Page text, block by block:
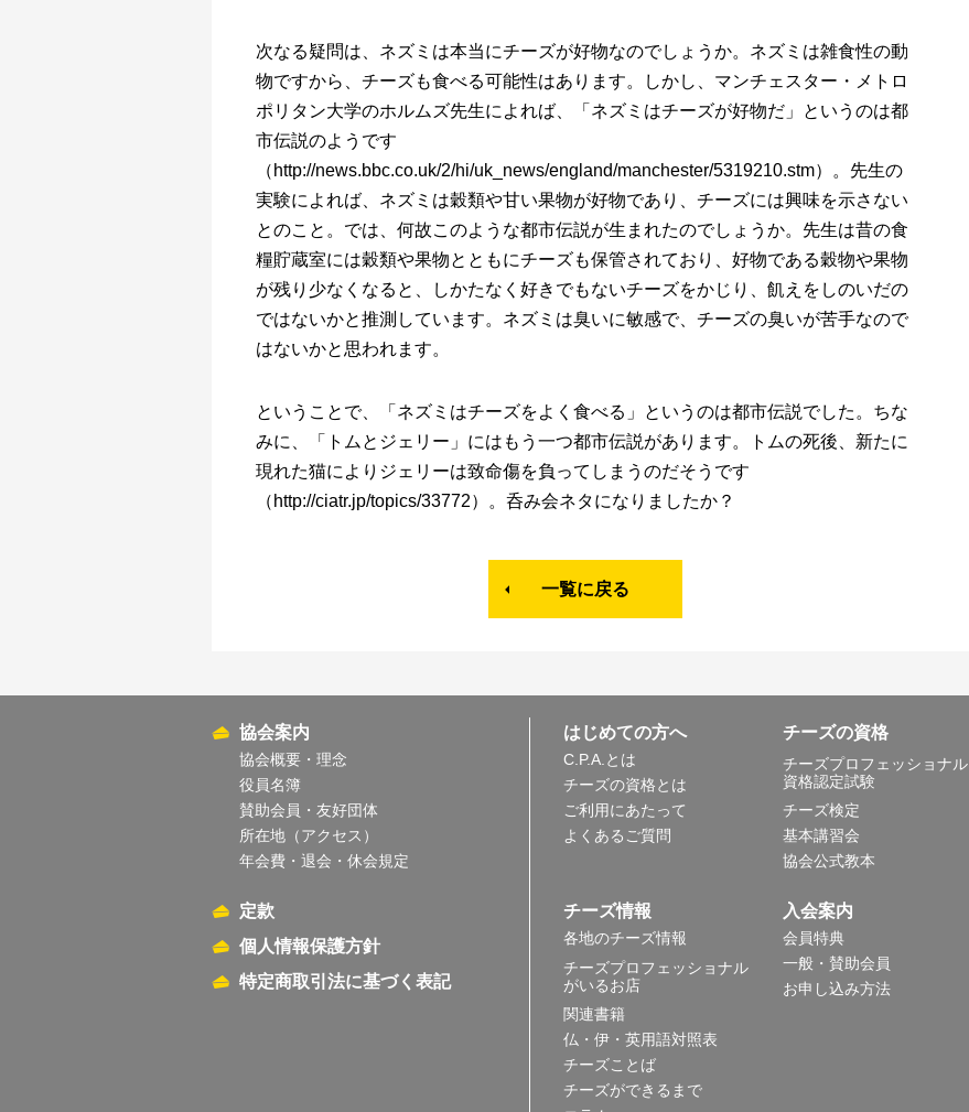
次なる疑問は、ネズミは本当にチーズが好物なのでしょうか。ネズミは雑食性の動
物ですから、チーズも食べる可能性はあります。しかし、マンチェスター・メトロ
ポリタン大学のホルムズ先生によれば、「ネズミはチーズが好物だ」というのは都
市伝説のようです
（http://news.bbc.co.uk/2/hi/uk_news/england/manchester/5319210.stm）。先生の
実験によれば、ネズミは穀類や甘い果物が好物であり、チーズには興味を示さない
とのこと。では、何故このような都市伝説が生まれたのでしょうか。先生は昔の食
糧貯蔵室には穀類や果物とともにチーズも保管されており、好物である穀物や果物
が残り少なくなると、しかたなく好きでもないチーズをかじり、飢えをしのいだの
ではないかと推測しています。ネズミは臭いに敏感で、チーズの臭いが苦手なので
はないかと思われます。
ということで、「ネズミはチーズをよく食べる」というのは都市伝説でした。ちな
みに、「トムとジェリー」にはもう一つ都市伝説があります。トムの死後、新たに
現れた猫によりジェリーは致命傷を負ってしまうのだそうです
（http://ciatr.jp/topics/33772）。呑み会ネタになりましたか？
一覧に戻る
協会案内
協会概要・理念
役員名簿
賛助会員・友好団体
所在地（アクセス）
年会費・退会・休会規定
定款
個人情報保護方針
特定商取引法に基づく表記
はじめての方へ
C.P.A.とは
チーズの資格とは
ご利用にあたって
よくあるご質問
チーズの資格
チーズプロフェッショナル
資格認定試験
チーズ検定
基本講習会
協会公式教本
チーズ情報
各地のチーズ情報
チーズプロフェッショナル
がいるお店
関連書籍
仏・伊・英用語対照表
チーズことば
チーズができるまで
入会案内
会員特典
一般・賛助会員
お申し込み方法